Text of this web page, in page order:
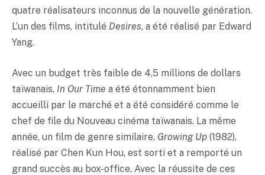
quatre réalisateurs inconnus de la nouvelle génération.
L’un des films, intitulé Desires, a été réalisé par Edward
Yang.
Avec un budget très faible de 4,5 millions de dollars
taïwanais, In Our Time a été étonnamment bien
accueilli par le marché et a été considéré comme le
chef de file du Nouveau cinéma taïwanais. La même
année, un film de genre similaire, Growing Up (1982),
réalisé par Chen Kun Hou, est sorti et a remporté un
grand succès au box-office. Avec la réussite de ces